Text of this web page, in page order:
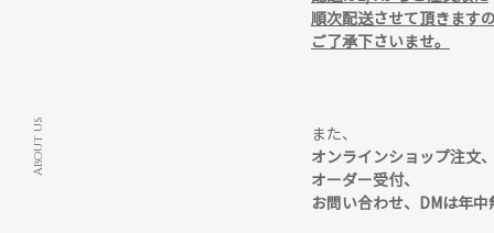
About us
順次配送させて頂きます
ご了承下さいませ。
また、
オンラインショップ注文
オーダー受付、
お問い合わせ、DMは年中